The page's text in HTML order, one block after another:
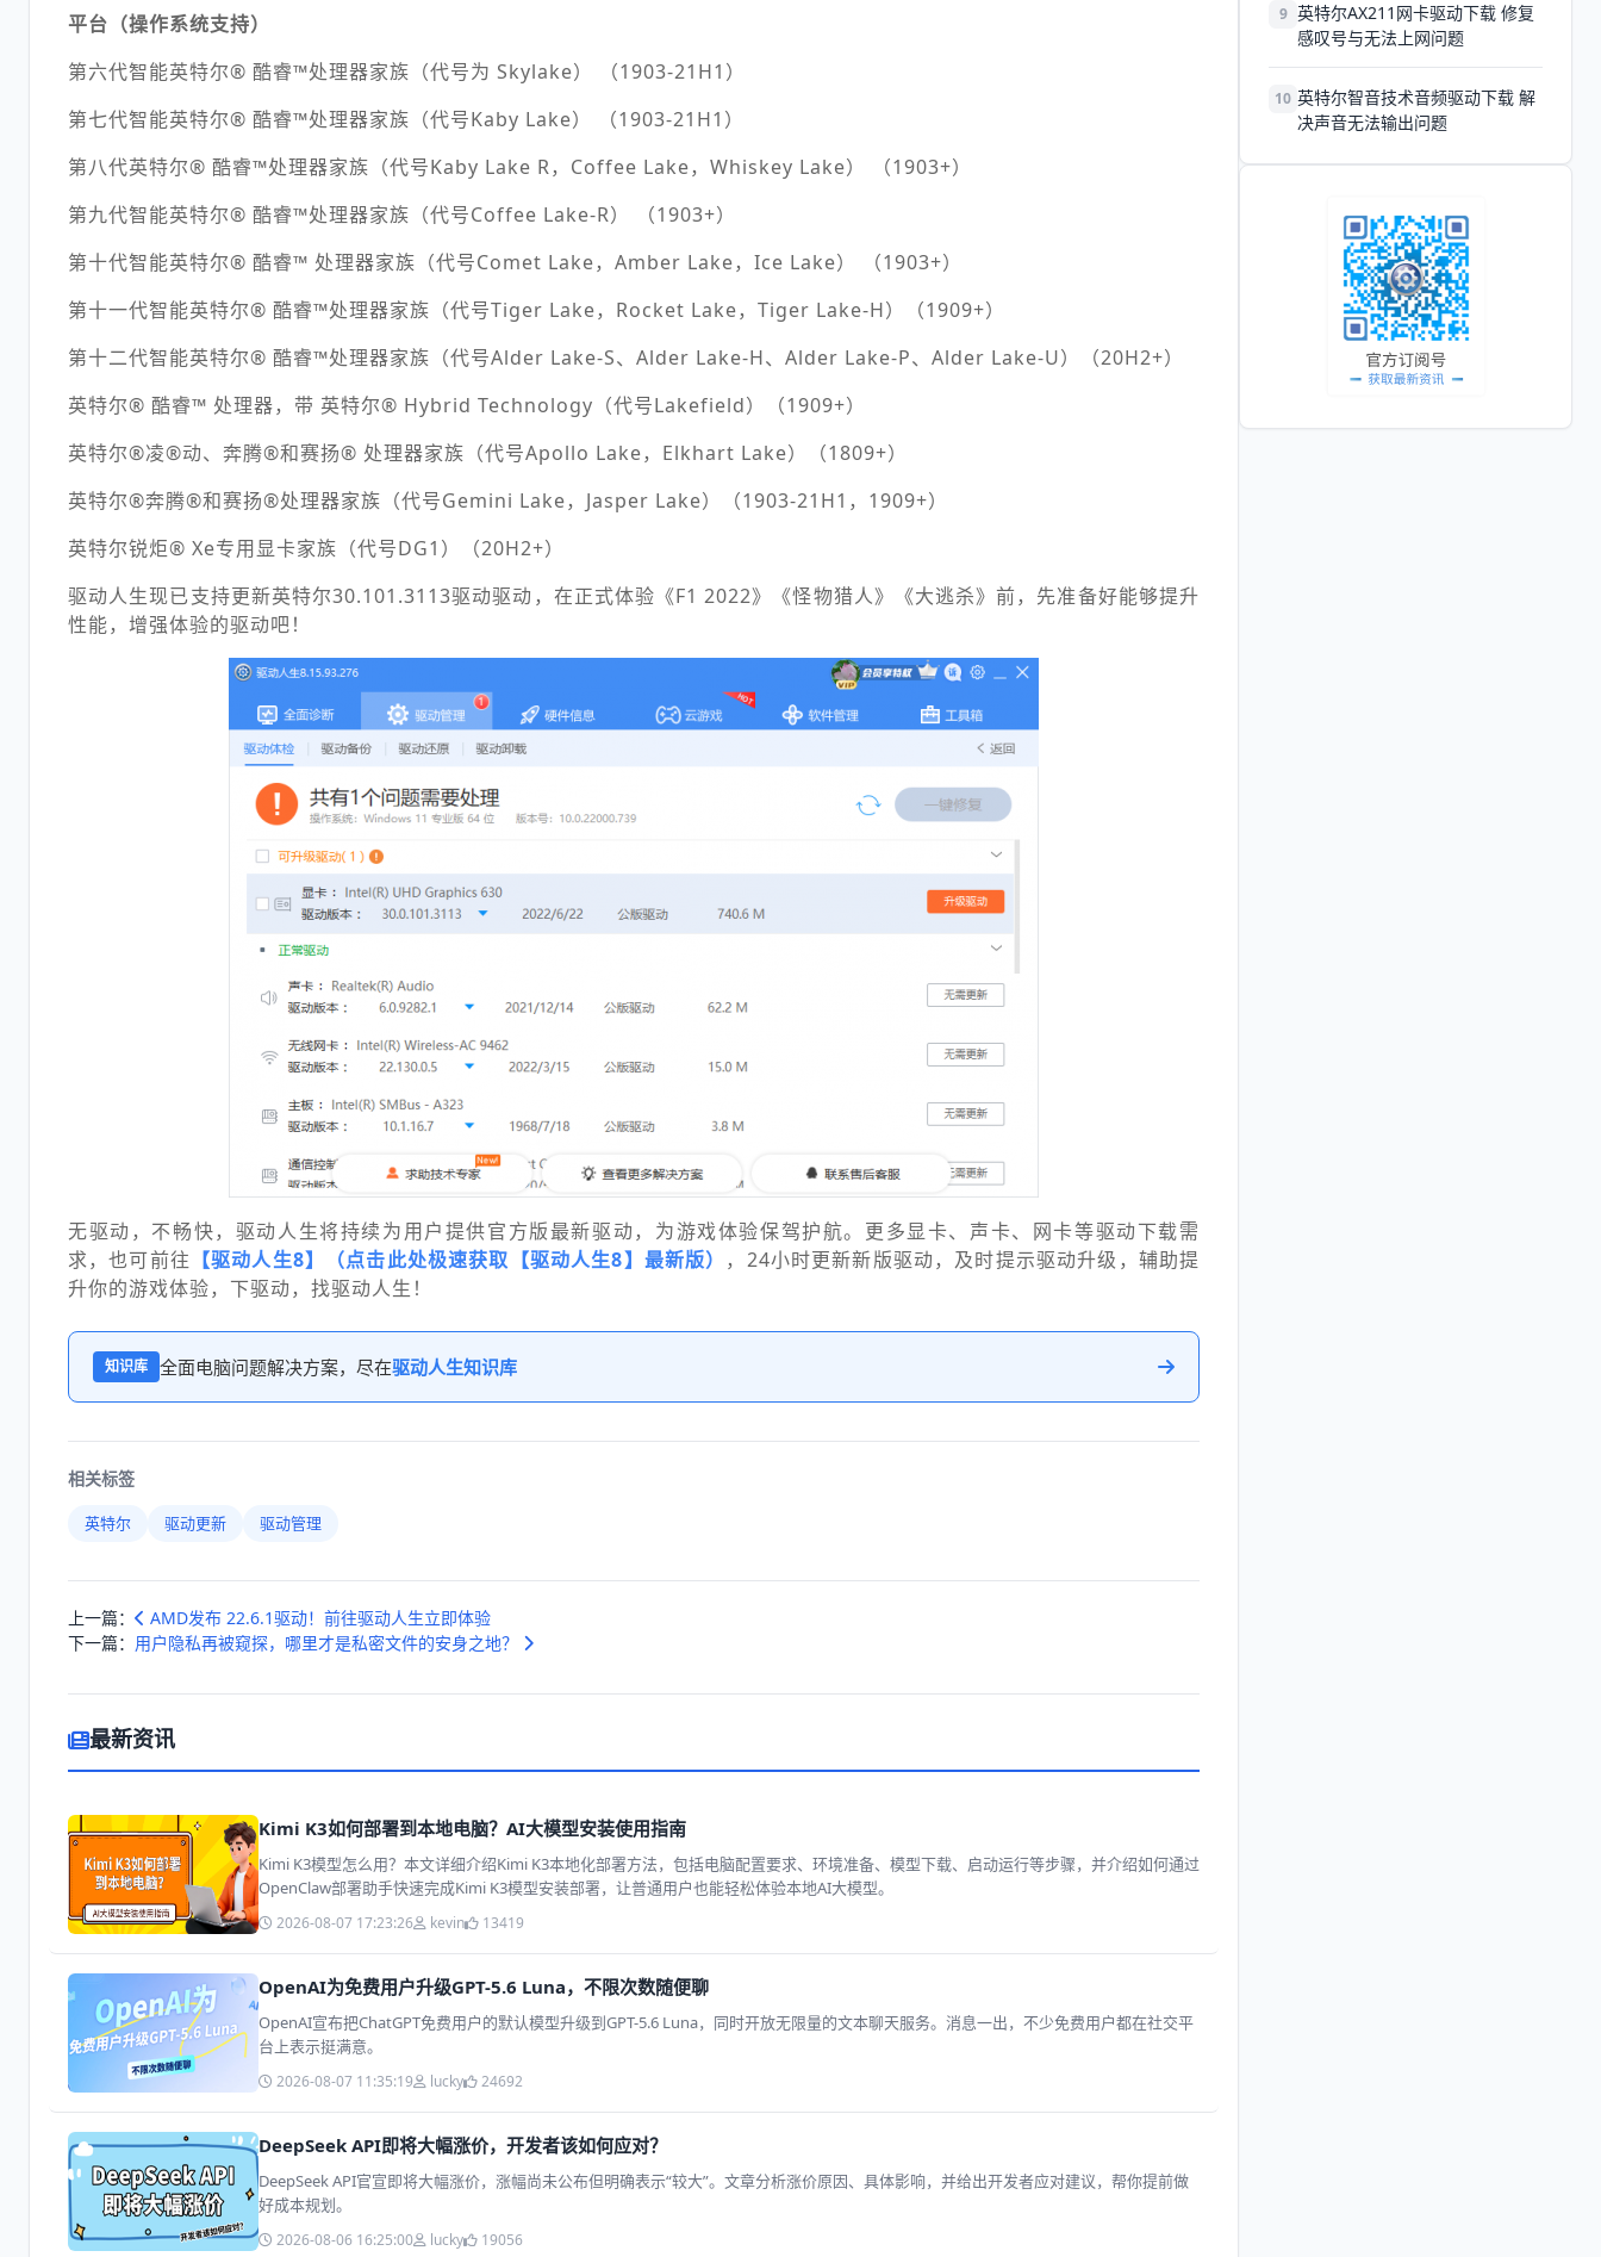
平台（操作系统支持）
第六代智能英特尔® 酷睿™处理器家族（代号为 Skylake） （1903-21H1）
第七代智能英特尔® 酷睿™处理器家族（代号Kaby Lake） （1903-21H1）
第八代英特尔® 酷睿™处理器家族（代号Kaby Lake R，Coffee Lake，Whiskey Lake） （1903+）
第九代智能英特尔® 酷睿™处理器家族（代号Coffee Lake-R） （1903+）
第十代智能英特尔® 酷睿™ 处理器家族（代号Comet Lake，Amber Lake，Ice Lake） （1903+）
第十一代智能英特尔® 酷睿™处理器家族（代号Tiger Lake，Rocket Lake，Tiger Lake-H）（1909+）
第十二代智能英特尔® 酷睿™处理器家族（代号Alder Lake-S、Alder Lake-H、Alder Lake-P、Alder Lake-U）（20H2+）
英特尔® 酷睿™ 处理器，带 英特尔® Hybrid Technology（代号Lakefield）（1909+）
英特尔®凌®动、奔腾®和赛扬® 处理器家族（代号Apollo Lake，Elkhart Lake）（1809+）
英特尔®奔腾®和赛扬®处理器家族（代号Gemini Lake，Jasper Lake）（1903-21H1，1909+）
英特尔锐炬® Xe专用显卡家族（代号DG1）（20H2+）
驱动人生现已支持更新英特尔30.101.3113驱动驱动，在正式体验《F1 2022》《怪物猎人》《大逃杀》前，先准备好能够提升
性能，增强体验的驱动吧！
无驱动，不畅快，驱动人生将持续为用户提供官方版最新驱动，为游戏体验保驾护航。更多显卡、声卡、网卡等驱动下载需
求，也可前往 【驱动人生8】（点击此处极速获取【驱动人生8】最新版）
，24小时更新新版驱动，及时提示驱动升级，辅助提
升你的游戏体验，下驱动，找驱动人生！
知识库 全面电脑问题解决方案，尽在驱动人生知识库
相关标签
英特尔 驱动更新 驱动管理
上一篇：
AMD发布 22.6.1驱动！前往驱动人生立即体验
下一篇： 用户隐私再被窥探，哪里才是私密文件的安身之地？
最新资讯
Kimi K3如何部署到本地电脑？AI大模型安装使用指南
Kimi K3模型怎么用？本文详细介绍Kimi K3本地化部署方法，包括电脑配置要求、环境准备、模型下载、启动运行等步骤，并介绍如何通过
OpenClaw部署助手快速完成Kimi K3模型安装部署，让普通用户也能轻松体验本地AI大模型。
2026-08-07 17:23:26 kevin 13419
OpenAI为免费用户升级GPT-5.6 Luna，不限次数随便聊
OpenAI宣布把ChatGPT免费用户的默认模型升级到GPT-5.6 Luna，同时开放无限量的文本聊天服务。消息一出，不少免费用户都在社交平
台上表示挺满意。
2026-08-07 11:35:19 lucky 24692
DeepSeek API即将大幅涨价，开发者该如何应对？
DeepSeek API官宣即将大幅涨价，涨幅尚未公布但明确表示“较大”。文章分析涨价原因、具体影响，并给出开发者应对建议，帮你提前做
好成本规划。
2026-08-06 16:25:00 lucky 19056
9 英特尔AX211网卡驱动下载 修复
感叹号与无法上网问题
10 英特尔智音技术音频驱动下载 解
决声音无法输出问题